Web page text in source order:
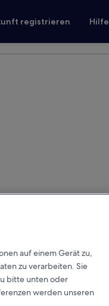
registrieren Hilfe
auf einem Gerät zu,
zu verarbeiten. Sie
bitte unten oder
werden unseren